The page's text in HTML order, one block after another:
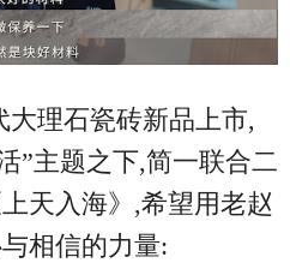
大理石瓷砖新品上市,
”主题之下,简一联合二
天入海》,希望用老赵
相信的力量: